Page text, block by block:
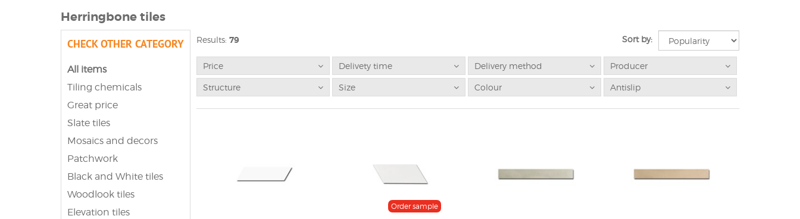
Herringbone tiles
CHECK OTHER CATEGORY
All items
Tiling chemicals
Great price
Slate tiles
Mosaics and decors
Patchwork
Black and White tiles
Woodlook tiles
Elevation tiles
Results: 79 Sort by:
Price Delivety time Delivery method Producer
Structure Size Colour Antislip
Order sample